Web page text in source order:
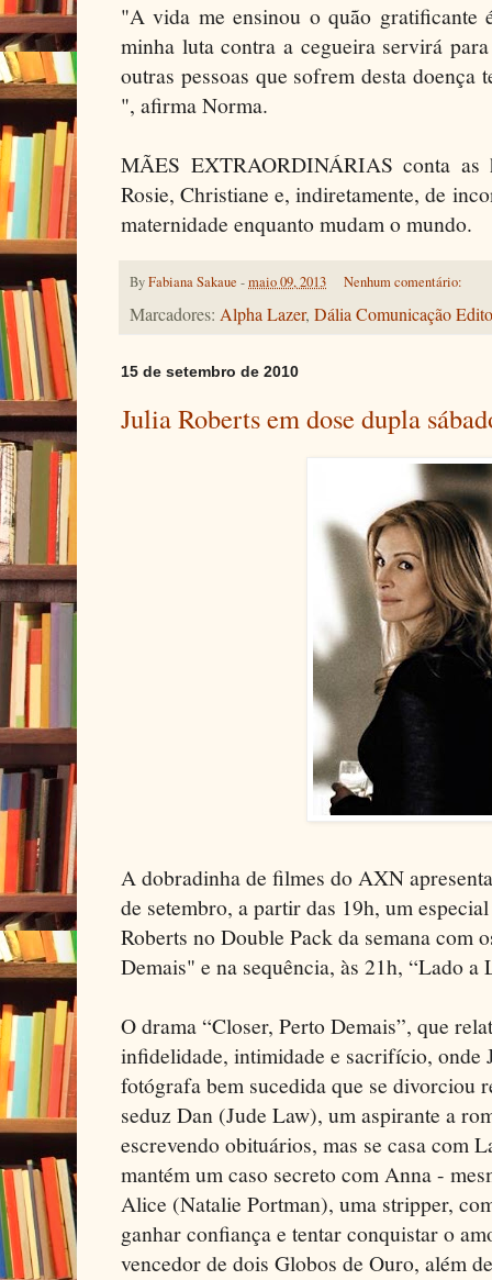
"A vida me ensinou o quão gratificante
minha luta contra a cegueira servirá
outras pessoas que sofrem desta
", afirma Norma.
MÃES EXTRAORDINÁRIAS conta
Rosie, Christiane e, indiretamente, de
maternidade enquanto mudam o mundo.
ByFabiana Sakaue -maio 09, 2013 Nenhum comentário:
Marcadores: Alpha Lazer, Dália Comunicação
15 de setembro de 2010
Julia Roberts em dose dupla
A dobradinha de filmes do AXN
de setembro, a partir das 19h, um
Roberts no Double Pack da semana com
Demais" e na sequência, às 21h, “Lado a
O drama “Closer, Perto Demais”, que
infidelidade, intimidade e sacrifício, onde
fotógrafa bem sucedida que se divorciou
seduz Dan (Jude Law), um aspirante a
escrevendo obituários, mas se casa com
mantém um caso secreto com Anna -
Alice (Natalie Portman), uma stripper,
ganhar confiança e tentar conquistar o
vencedor de dois Globos de Ouro, além